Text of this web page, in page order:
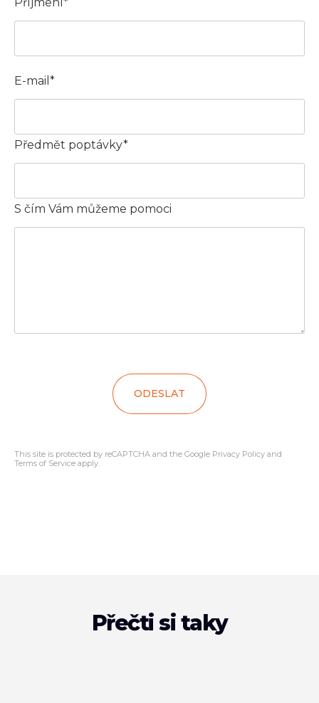
E-mail*
Předmět poptávky*
S čím Vám můžeme pomoci
ODESLAT
This site is protected by reCAPTCHA and the Google Privacy Policy and
Terms of Service apply.
Přečti si taky